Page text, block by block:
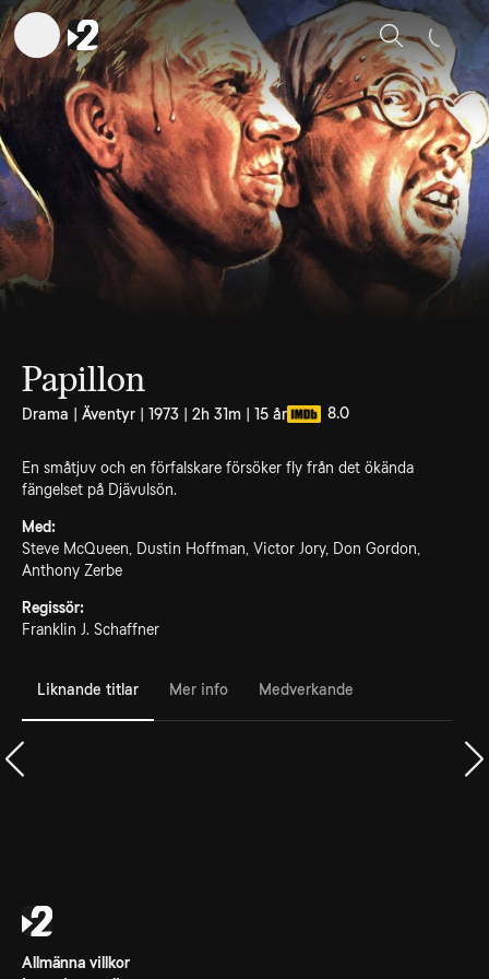
Sök
Papillon
Drama | Äventyr | 1973 | 2h 31m | 15 år 8.0
En småtjuv och en förfalskare försöker fly från det ökända
fängelset på Djävulsön.
Med:
Steve McQueen, Dustin Hoffman, Victor Jory, Don Gordon,
Anthony Zerbe
Regissör:
Franklin J. Schaffner
Liknande titlar Mer info Medverkande
Allmänna villkor